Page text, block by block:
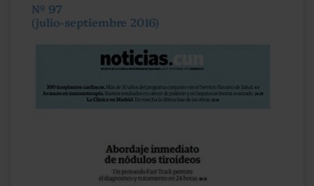
Nº 97
(julio-septiembre 2016)